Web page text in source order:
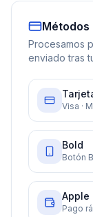
Métodos
Procesamos
enviado tras
Visa ·
Bold
Botón
Apple
Pago